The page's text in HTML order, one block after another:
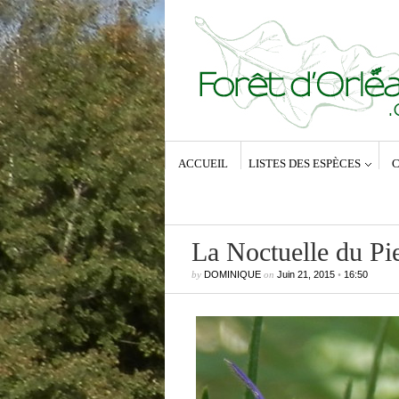
Commentaires récents
1761) – La Coquette
Anne-Lyse MESSAGERdans
pyrina (Linné, 1761) – La Coquette
Dominique
Zeuzera pyrina
1761) – La Coquette
ACCUEIL LISTES DES ESPÈCES
La Noctuelle du
by DOMINIQUEon Juin 21, 2015• 16:50